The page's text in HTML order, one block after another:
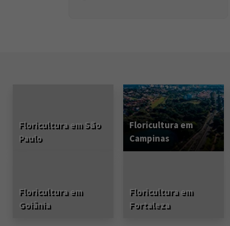
Floricultura em São
Paulo
Floricultura em
Campinas
Floricultura em
Goiânia
Floricultura em
Fortaleza